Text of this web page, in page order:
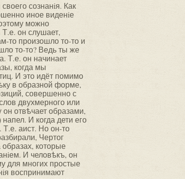
сознанiя. Как
иное виденiе
можно
он слушает,
то произошло то-то и
то-то? Ведь ты же
Т.е. он начинает
когда мы
И это идёт помимо
в образной форме,
совершенно с
двухмерного или
отвѣчает образами,
И когда дети его
Т.е. аист. Но он-то
Чертог
образах, которые
И человѣкъ, он
для многих простые
воспринимают